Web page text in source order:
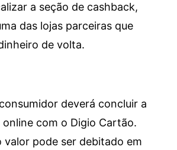
a seção de cashback,
das lojas parceiras que
de volta.
deverá concluir a
com o Digio Cartão.
valor pode ser debitado em